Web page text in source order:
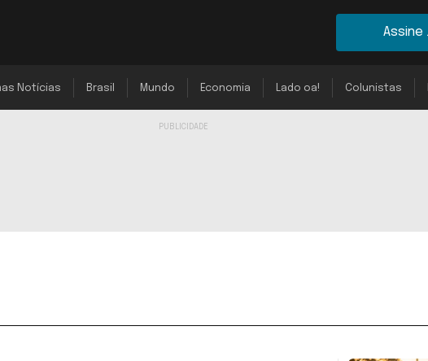
Assine
Notícias Brasil Mundo Economia Lado oa! Colunistas